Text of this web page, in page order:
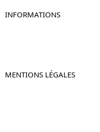
INFORMATIONS
MENTIONS LÉGALES